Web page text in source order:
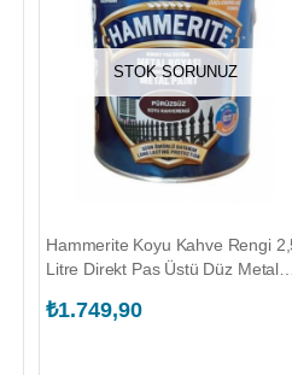
STOK SORUNUZ
Hammerite Koyu Kahve Rengi
Litre Direkt Pas Üstü Düz Metal
₺1.749,90